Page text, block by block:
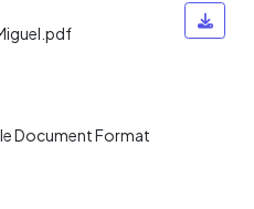
Document Format